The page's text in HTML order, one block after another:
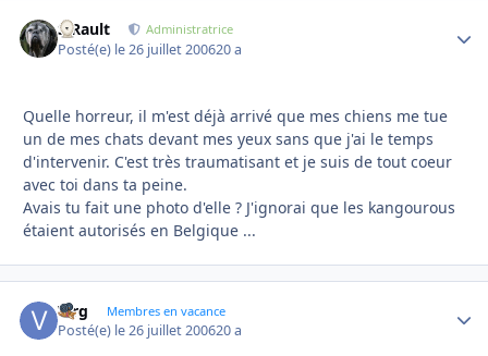
S.Rault Administratrice
Posté(e) le 26 juillet 200620 a
Quelle horreur, il m'est déjà arrivé que mes chiens me tue
un de mes chats devant mes yeux sans que j'ai le temps
d'intervenir. C'est très traumatisant et je suis de tout coeur
avec toi dans ta peine.
Avais tu fait une photo d'elle ? J'ignorai que les kangourous
étaient autorisés en Belgique ...
Virg Membres en vacance
Posté(e) le 26 juillet 200620 a